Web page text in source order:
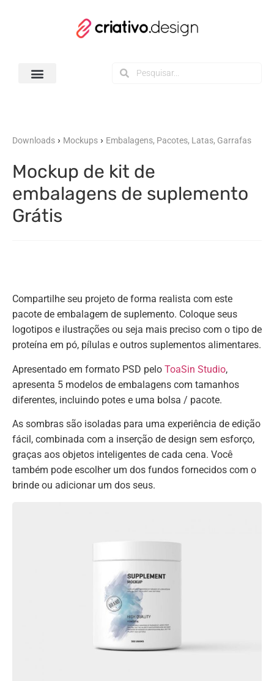
Downloads › Mockups › Embalagens, Pacotes, Latas, Garrafas
Mockup de kit de
embalagens de suplemento
Grátis
Compartilhe seu projeto de forma realista com este
pacote de embalagem de suplemento. Coloque seus
logotipos e ilustrações ou seja mais preciso com o tipo de
proteína em pó, pílulas e outros suplementos alimentares.
Apresentado em formato PSD pelo ToaSin Studio,
apresenta 5 modelos de embalagens com tamanhos
diferentes, incluindo potes e uma bolsa / pacote.
As sombras são isoladas para uma experiência de edição
fácil, combinada com a inserção de design sem esforço,
graças aos objetos inteligentes de cada cena. Você
também pode escolher um dos fundos fornecidos com o
brinde ou adicionar um dos seus.